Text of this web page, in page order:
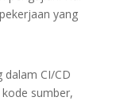
yang
dalam CI/CD
sumber,